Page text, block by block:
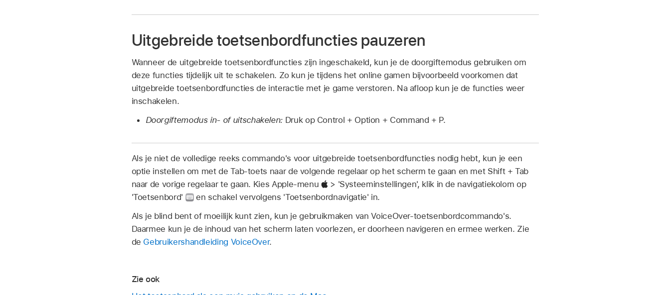
Uitgebreide toetsenbordfuncties pauzeren
Wanneer de uitgebreide toetsenbordfuncties zijn ingeschakeld, kun je de doorgiftemodus gebruiken om
deze functies tijdelijk uit te schakelen. Zo kun je tijdens het online gamen bijvoorbeeld voorkomen dat
uitgebreide toetsenbordfuncties de interactie met je game verstoren. Na afloop kun je de functies weer
inschakelen.
Doorgiftemodus in- of uitschakelen: Druk op Control + Option + Command + P.
Als je niet de volledige reeks commando's voor uitgebreide toetsenbordfuncties nodig hebt, kun je een
optie instellen om met de Tab-toets naar de volgende regelaar op het scherm te gaan en met Shift + Tab
naar de vorige regelaar te gaan. Kies Apple-menu
> 'Systeeminstellingen', klik in de navigatiekolom op
'Toetsenbord'
en schakel vervolgens 'Toetsenbordnavigatie' in.
Als je blind bent of moeilijk kunt zien, kun je gebruikmaken van VoiceOver-toetsenbordcommando's.
Daarmee kun je de inhoud van het scherm laten voorlezen, er doorheen navigeren en ermee werken. Zie
de Gebruikershandleiding VoiceOver.
Zie ook